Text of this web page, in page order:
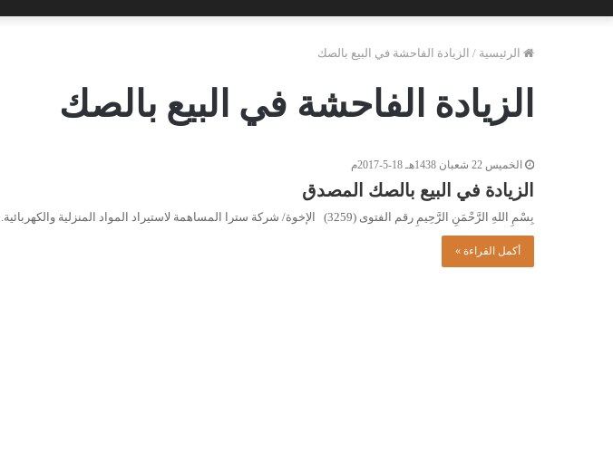
الرئيسية / الزيادة الفاحشة في البيع بالصك
الزيادة الفاحشة في البيع بالصك
الخميس 22 شعبان 1438هـ 18-5-2017م
الزيادة في البيع بالصك المصدق
بِسْمِ اللهِ الرَّحْمَنِ الرَّحِيمِ رقم الفتوى (3259) الإخوة/ شركة سترا المساهمة لاستيراد المواد المنزلية والكهربائية. السلام عليكم ورحمة الله…
أكمل القراءة »